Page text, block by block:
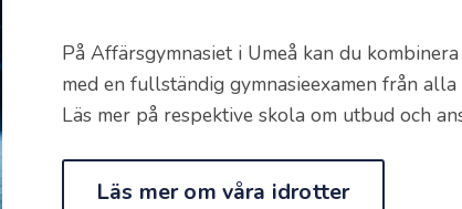
På Affärsgymnasiet i Umeå kan du
med en fullständig gymnasieexamen från
Läs mer på respektive skola om utbud och
Läs mer om våra idrotter